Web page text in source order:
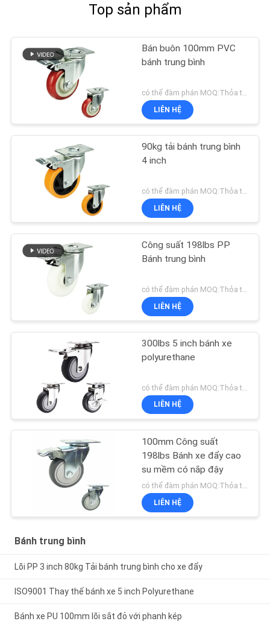
Top sản phẩm
Bán buôn 100mm PVC
bánh trung bình
có thể đàm phán MOQ:Thỏa thuận
LIÊN HỆ
90kg tải bánh trung bình
4 inch
LIÊN HỆ
Công suất 198lbs PP
Bánh trung bình
LIÊN HỆ
300lbs 5 inch bánh xe
polyurethane
LIÊN HỆ
100mm Công suất
198lbs Bánh xe đẩy cao
su mềm có nắp đậy
có thể đàm phán MOQ:Thỏa thuận
LIÊN HỆ
Bánh trung bình
Lõi PP 3 inch 80kg Tải bánh trung bình cho xe đẩy
ISO9001 Thay thế bánh xe 5 inch Polyurethane
Bánh xe PU 100mm lõi sắt đỏ với phanh kép